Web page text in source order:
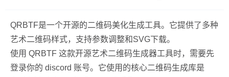
QRBTF是一个开源的二维码美化生成工具。它提供了多种
艺术二维码样式，支持参数调整和SVG下载。
使用 QRBTF 这款开源艺术二维码生成器工具时，需要先
登录你的 discord 账号。它使用的核心二维码生成库是